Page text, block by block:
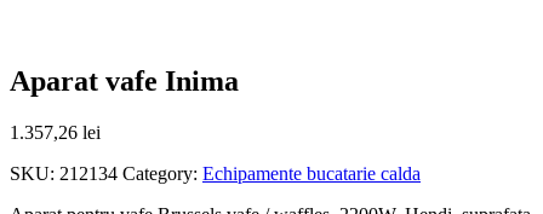
Aparat vafe Inima
1.357,26 lei
SKU: 212134 Category: Echipamente bucatarie calda